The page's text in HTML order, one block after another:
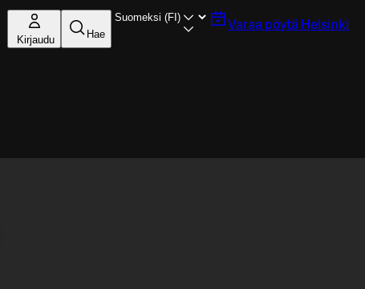
Kirjaudu Hae
Varaa pöytä Helsinki